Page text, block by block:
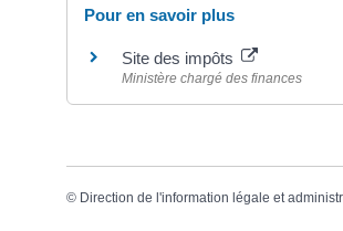
Pour en savoir plus
Site des impôts
Ministère chargé des finances
© Direction de l'information légale et